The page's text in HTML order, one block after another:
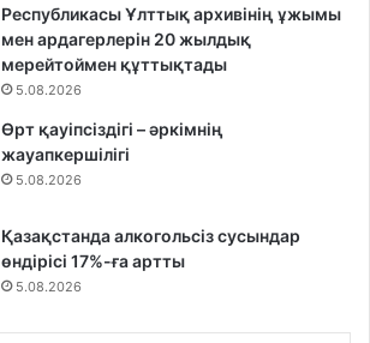
Республикасы Ұлттық архивінің ұжымы
мен ардагерлерін 20 жылдық
мерейтоймен құттықтады
5.08.2026
Өрт қауіпсіздігі – әркімнің
жауапкершілігі
5.08.2026
Қазақстанда алкогольсіз сусындар
өндірісі 17%-ға артты
5.08.2026